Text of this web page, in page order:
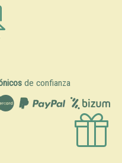
de confianza